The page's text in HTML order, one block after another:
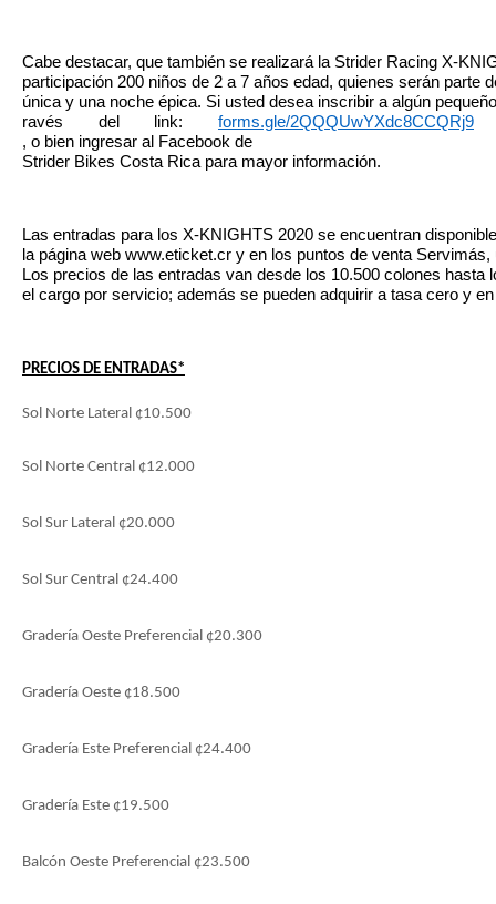
Cabe destacar, que también se realizará la Strider Racing X-
participación 200 niños de 2 a 7 años edad, quienes serán parte
única y una noche épica. Si usted desea inscribir a algún
ravés del link: forms.gle/2QQQUwYXdc8CCQRj9
, o bien ingresar al Facebook de
Strider Bikes Costa Rica para mayor información.
Las entradas para los X-KNIGHTS 2020 se encuentran
la página web www.eticket.cr y en los puntos de venta
Los precios de las entradas van desde los 10.500 colones
el cargo por servicio; además se pueden adquirir a tasa cero y
PRECIOS DE ENTRADAS*
Sol Norte Lateral ¢10.500
Sol Norte Central ¢12.000
Sol Sur Lateral ¢20.000
Sol Sur Central ¢24.400
Gradería Oeste Preferencial ¢20.300
Gradería Oeste ¢18.500
Gradería Este Preferencial ¢24.400
Gradería Este ¢19.500
Balcón Oeste Preferencial ¢23.500